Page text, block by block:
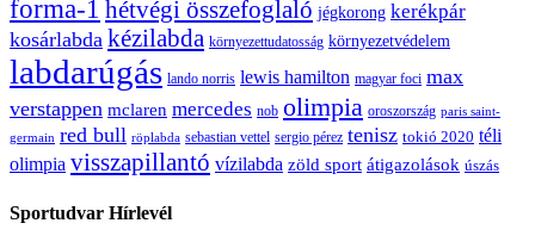
forma-1 hétvégi összefoglaló jégkorong kerékpár
kosárlabda kézilabda környezettudatosság környezetvédelem
labdarúgás lando norris lewis hamilton magyar foci max
verstappen mclaren mercedes nob olimpia oroszország paris saint-
germain red bull röplabda sebastian vettel sergio pérez tenisz tokió 2020 téli
olimpia visszapillantó vízilabda zöld sport átigazolások úszás
Sportudvar Hírlevél